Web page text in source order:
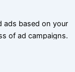
ads based on your
of ad campaigns.